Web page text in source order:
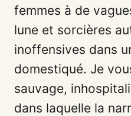
femmes à de
lune et sorcières
inoffensives dans
domestiqué. Je
sauvage,
dans laquelle la